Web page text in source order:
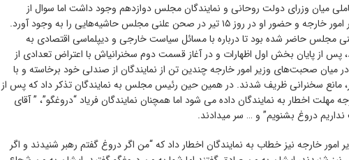
میان وزرای دولت روحانی و نمایندگان مجلس دوازدهم وجود داشت اما سوال از
محمدجواد ظریف وزیر امور خارجه و حضور او در روز ۱۵ تیر در صحن علنی مجلس حاشیه‌هایی را به وجود آورد.
مجلس حاضر شده بود تا درباره با مسائل سیاست خارجی و دیپلماسی اقتصادی به
پس از پایان بخش اول اظهارات و در آغاز قسمت دوم سخنرانیاش با اعتراض تعدادی از
میان صحبت‌های وزیر امور خارجه چندین تن از نمایندگان از صندلی خود برخاسته و با
مانع سخنرانی ظریف شدند. در همین حین رئیس مجلس به نمایندگان تذکر داد که پس از
مهلت اخطار به نمایندگان داده می شود اما همچنان نمایندگان فریاد “دروغگو”، ” آقای
دروغ بشنویم” و … سر میدادند.
امور خارجه نیز خطاب به نمایندگان اخطار داد که “من اگر دروغ گفتم رهبر شنیدند و اگر